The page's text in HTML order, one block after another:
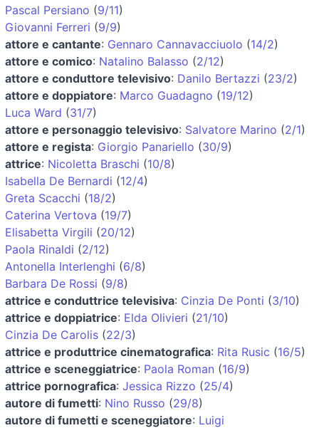
Pascal Persiano (9/11)
Giovanni Ferreri (9/9)
attore e cantante: Gennaro Cannavacciuolo (14/2)
attore e comico: Natalino Balasso (2/12)
attore e conduttore televisivo: Danilo Bertazzi (23/2)
attore e doppiatore: Marco Guadagno (19/12)
Luca Ward (31/7)
attore e personaggio televisivo: Salvatore Marino (2/1)
attore e regista: Giorgio Panariello (30/9)
attrice: Nicoletta Braschi (10/8)
Isabella De Bernardi (12/4)
Greta Scacchi (18/2)
Caterina Vertova (19/7)
Elisabetta Virgili (20/12)
Paola Rinaldi (2/12)
Antonella Interlenghi (6/8)
Barbara De Rossi (9/8)
attrice e conduttrice televisiva: Cinzia De Ponti (3/10)
attrice e doppiatrice: Elda Olivieri (21/10)
Cinzia De Carolis (22/3)
attrice e produttrice cinematografica: Rita Rusic (16/5)
attrice e sceneggiatrice: Paola Roman (16/9)
attrice pornografica: Jessica Rizzo (25/4)
autore di fumetti: Nino Russo (29/8)
autore di fumetti e sceneggiatore: Luigi